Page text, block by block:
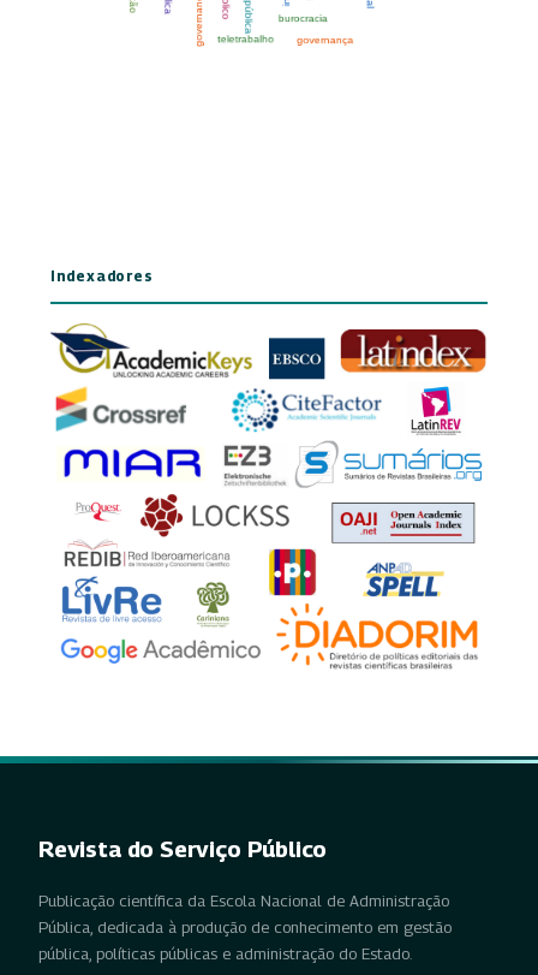
Indexadores
Revista do Serviço Público
Publicação científica da Escola Nacional de Administração
Pública, dedicada à produção de conhecimento em gestão
pública, políticas públicas e administração do Estado.